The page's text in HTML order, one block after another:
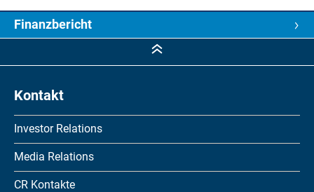
Finanzbericht
Jahresrechnung der Sonova Holding AG
Informationen für Investoren
Kontakt
Investor Relations
Media Relations
CR Kontakte